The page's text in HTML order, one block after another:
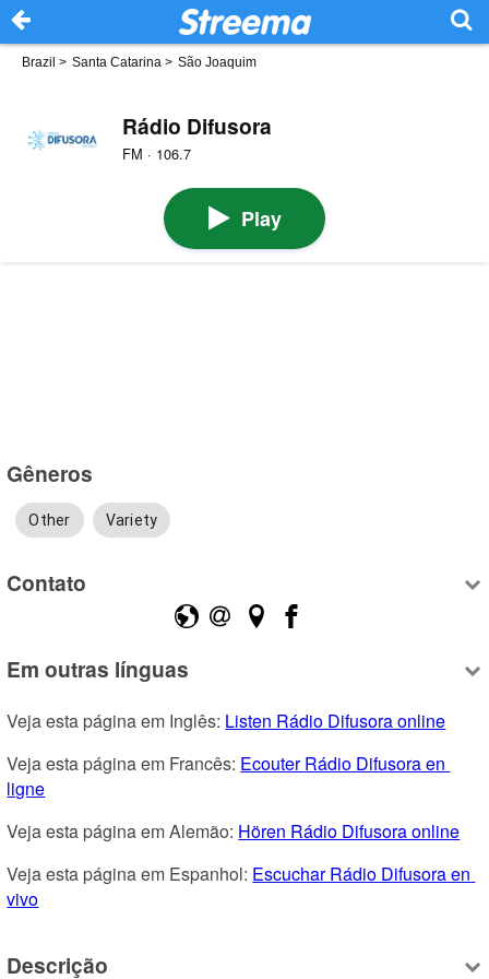
Brazil > Santa Catarina > São Joaquim
Rádio Difusora
FM · 106.7
Play
Gêneros
Other Variety
Contato
Em outras línguas
Veja esta página em Inglês: Listen Rádio Difusora online
Veja esta página em Francês: Ecouter Rádio Difusora en
ligne
Veja esta página em Alemão: Hören Rádio Difusora online
Veja esta página em Espanhol: Escuchar Rádio Difusora en
vivo
Descrição